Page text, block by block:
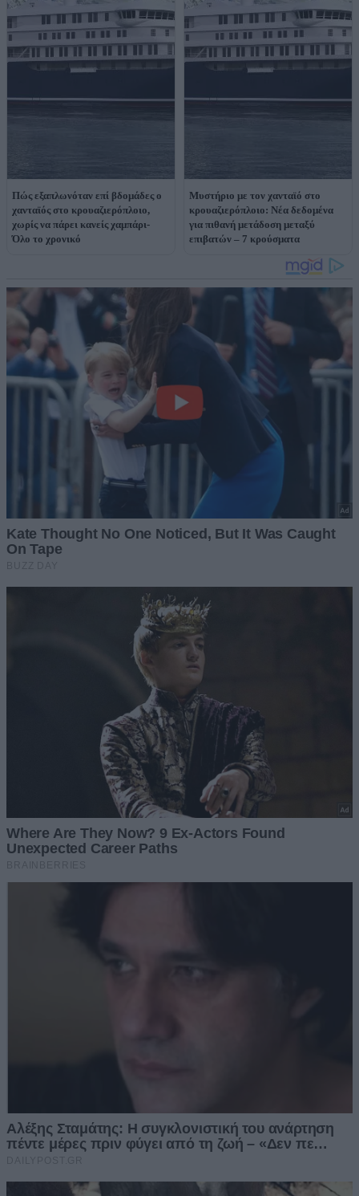
Πώς εξαπλωνόταν επί βδομάδες ο
χανταϊός στο κρουαζιερόπλοιο,
χωρίς να πάρει κανείς χαμπάρι-
Όλο το χρονικό
Μυστήριο με τον χανταϊό στο
κρουαζιερόπλοιο: Νέα δεδομένα
για πιθανή μετάδοση μεταξύ
επιβατών – 7 κρούσματα